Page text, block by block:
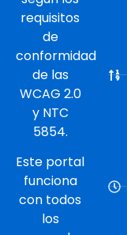
requisitos
de
conformidad
de las
WCAG 2.0
y NTC
5854.
Este portal
funciona
con todos
los